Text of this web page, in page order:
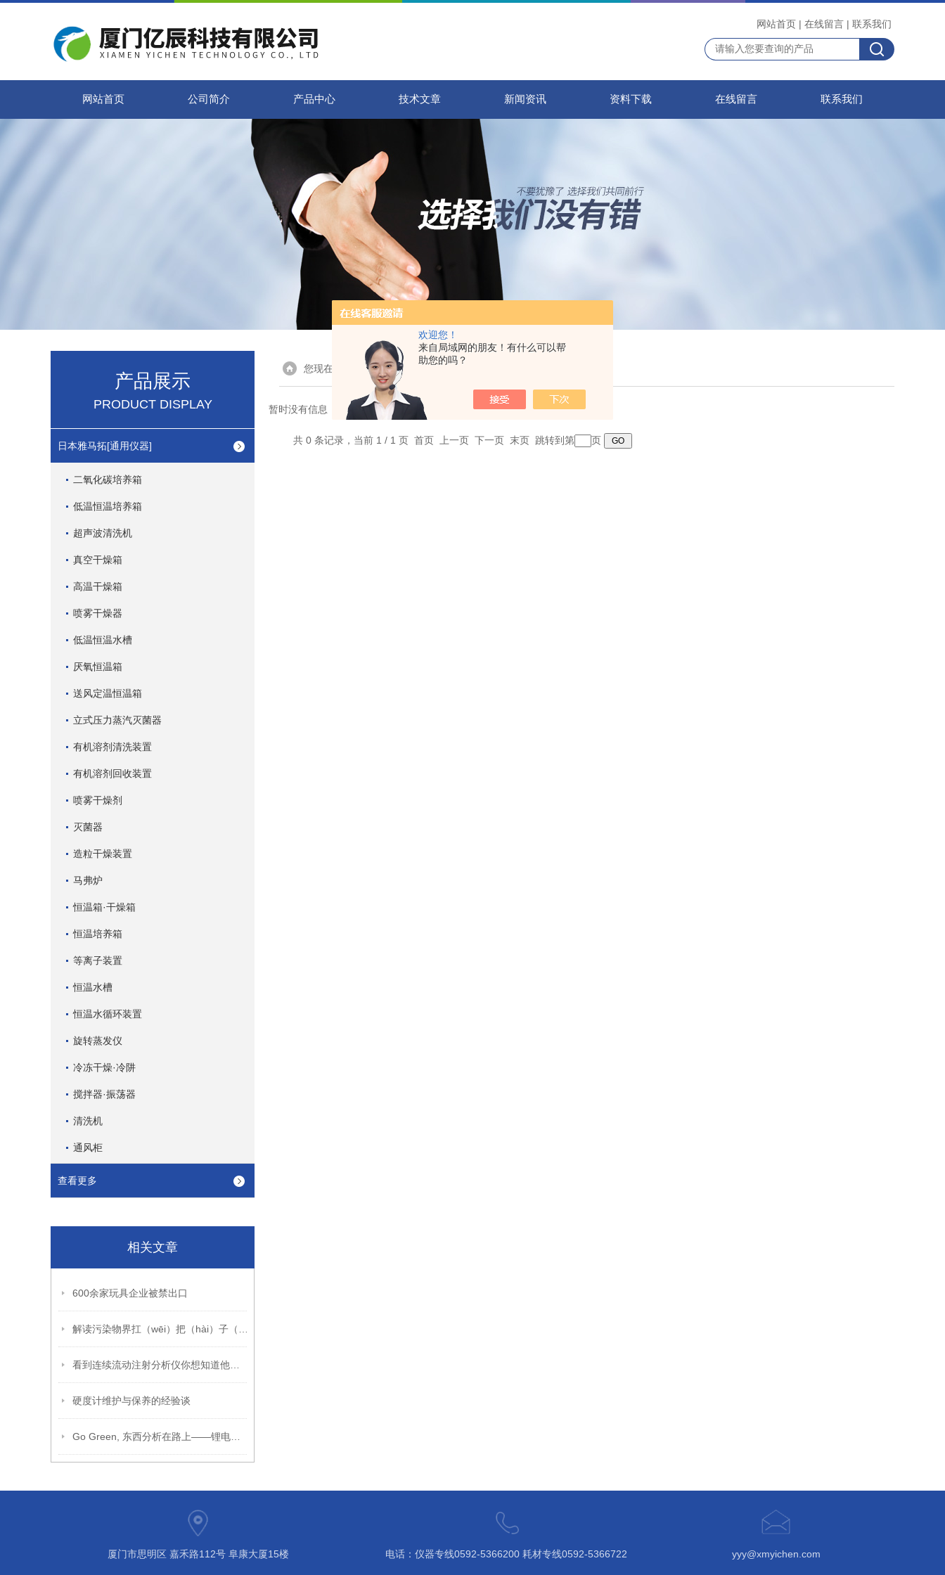
欢迎您！
来自局域网的朋友！有什么可以帮
助您的吗？
网站首页 | 在线留言 | 联系我们
网站首页 公司简介 产品中心 技术文章 新闻资讯 资料下载 在线留言 联系我们
产品展示
PRODUCT DISPLAY
日本雅马拓[通用仪器]
二氧化碳培养箱
低温恒温培养箱
超声波清洗机
真空干燥箱
高温干燥箱
喷雾干燥器
低温恒温水槽
厌氧恒温箱
送风定温恒温箱
立式压力蒸汽灭菌器
有机溶剂清洗装置
有机溶剂回收装置
喷雾干燥剂
灭菌器
造粒干燥装置
马弗炉
恒温箱·干燥箱
恒温培养箱
等离子装置
恒温水槽
恒温水循环装置
旋转蒸发仪
冷冻干燥·冷阱
搅拌器·振荡器
清洗机
通风柜
查看更多
相关文章
600余家玩具企业被禁出口
硬度计维护与保养的经验谈
您现在的位置：首页> 产品展示 > 日本雅马拓[通用仪器]
暂时没有信息
共 0 条记录，当前 1 / 1 页 首页 上一页 下一页 末页 跳转到第 页
厦门市思明区 嘉禾路112号 阜康大厦15楼 电话：仪器专线0592-5366200 ​耗材专线0592-5366722 yyy@xmyichen.com